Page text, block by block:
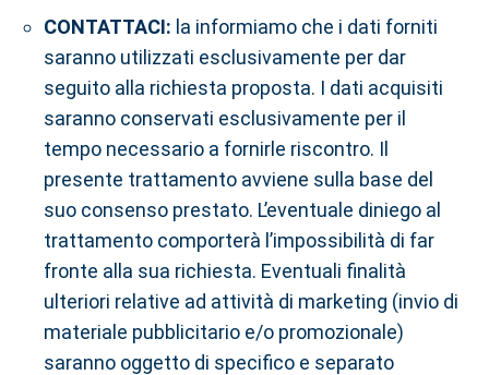
CONTATTACI: la informiamo che i dati forniti
saranno utilizzati esclusivamente per dar
seguito alla richiesta proposta. I dati acquisiti
saranno conservati esclusivamente per il
tempo necessario a fornirle riscontro. Il
presente trattamento avviene sulla base del
suo consenso prestato. L’eventuale diniego al
trattamento comporterà l’impossibilità di far
fronte alla sua richiesta. Eventuali finalità
ulteriori relative ad attività di marketing (invio di
materiale pubblicitario e/o promozionale)
saranno oggetto di specifico e separato